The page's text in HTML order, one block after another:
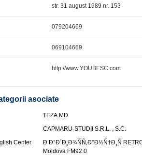
str. 31 august 1989 nr. 153
079204669
069104669
http://www.YOUBESC.com
asociate
TEZA.MD
CAPMARU-STUDII S.R.L. , S.C.
Center
Ð Ð°Ð´Ð¸Ð¾ÑÑ‚Ð°Ð½Ñ†Ð¸Ñ
Moldova FM92.0